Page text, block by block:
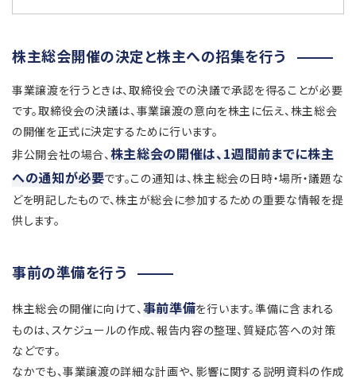
株主総会開催の決定と株主への招集を行う
事業譲渡を行うときは、取締役会での決議で承認を得ることが必要
です。取締役会の決議は、事業譲渡の意向を株主に伝え、株主総会
の開催を正式に決定するために行います。
非公開会社の場合、株主総会の開催は、1週間前までに株主
への通知が必要です。この通知は、株主総会の日時・場所・議題な
どを明記したもので、株主が総会に参加するための重要な情報を提
供します。
事前の準備を行う
株主総会の開催に向けて、事前準備を行います。準備に含まれる
ものは、スケジュールの作成、報告内容の整理、質疑応答への対策
などです。
なかでも、事業譲渡の詳細な計画や、影響に関する説明資料の作成